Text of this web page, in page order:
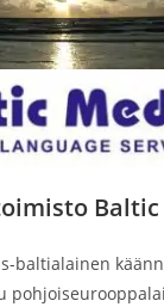
Baltic
baltialainen